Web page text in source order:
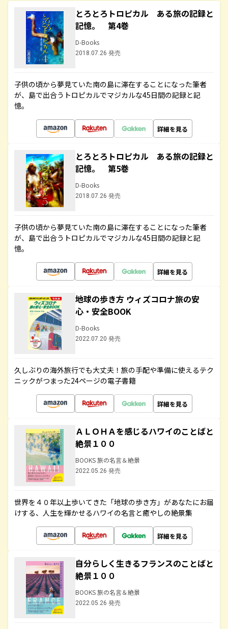
とろとろトロピカル ある旅の記録と
記憶。 第4巻
D-Books
2018.07.26 発売
子供の頃から夢見ていた南の島に滞在することになった筆者
が、島で出合うトロピカルでマジカルな45日間の記録と記
憶。
詳細を見る
とろとろトロピカル ある旅の記録と
記憶。 第5巻
D-Books
2018.07.26 発売
子供の頃から夢見ていた南の島に滞在することになった筆者
が、島で出合うトロピカルでマジカルな45日間の記録と記
憶。
詳細を見る
地球の歩き方 ウィズコロナ旅の安
心・安全BOOK
D-Books
2022.07.20 発売
久しぶりの海外旅行でも大丈夫！旅の手配や準備に使えるテク
ニックがつまった24ページの電子書籍
詳細を見る
ＡＬＯＨＡを感じるハワイのことばと
絶景１００
BOOKS 旅の名言＆絶景
2022.05.26 発売
世界を４０年以上歩いてきた「地球の歩き方」があなたにお届
けする、人生を輝かせるハワイの名言と癒やしの絶景集
詳細を見る
自分らしく生きるフランスのことばと
絶景１００
BOOKS 旅の名言＆絶景
2022.05.26 発売